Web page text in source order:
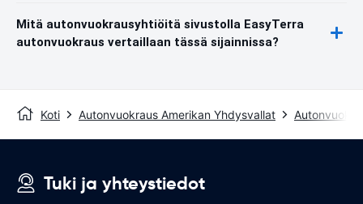
Mitä autonvuokrausyhtiöitä sivustolla EasyTerra
autonvuokraus vertaillaan tässä sijainnissa?
Koti Autonvuokraus Amerikan Yhdysvallat
Tuki ja yhteystiedot